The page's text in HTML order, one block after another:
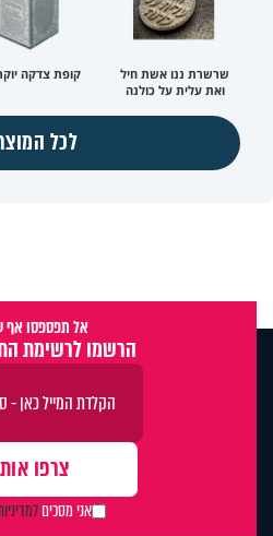
שרשרת ננו אשת חיל
ואת עלית על כולנה
קופת צדקה
לכל
אל תפספסו אף
הרשמו לרשימת
אני מסכים